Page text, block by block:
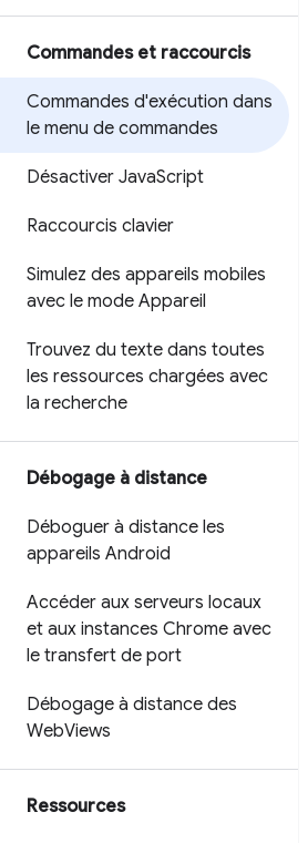
Commandes et raccourcis
Commandes d'exécution dans
le menu de commandes
Désactiver JavaScript
Raccourcis clavier
Simulez des appareils mobiles
avec le mode Appareil
Trouvez du texte dans toutes
les ressources chargées avec
la recherche
Débogage à distance
Déboguer à distance les
appareils Android
Accéder aux serveurs locaux
et aux instances Chrome avec
le transfert de port
Débogage à distance des
WebViews
Ressources